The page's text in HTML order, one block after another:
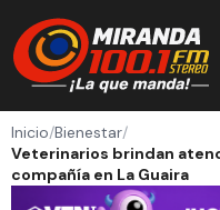
Inicio/Bienestar/
Veterinarios brindan
compañía en La Guaira